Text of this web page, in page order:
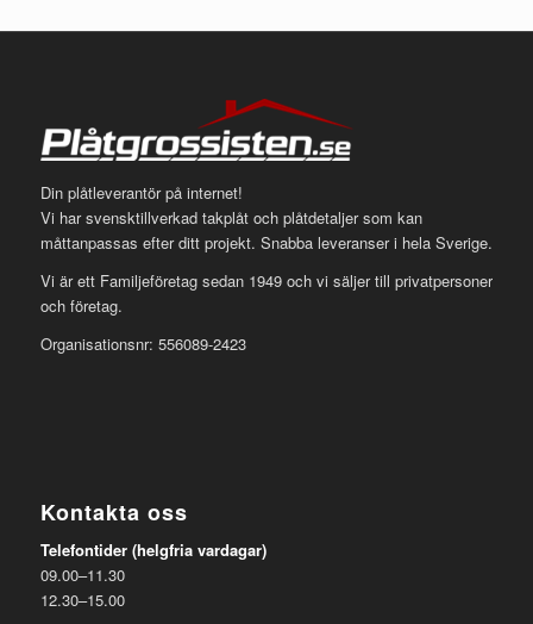
Din plåtleverantör på internet!
Vi har svensktillverkad takplåt och plåtdetaljer som kan
måttanpassas efter ditt projekt. Snabba leveranser i hela Sverige.
Vi är ett Familjeföretag sedan 1949 och vi säljer till privatpersoner
och företag.
Organisationsnr: 556089-2423
Kontakta oss
Telefontider (helgfria vardagar)
09.00–11.30
12.30–15.00